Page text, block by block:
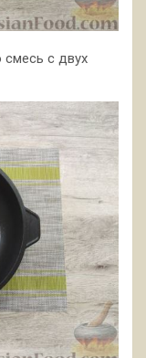
смесь с двух